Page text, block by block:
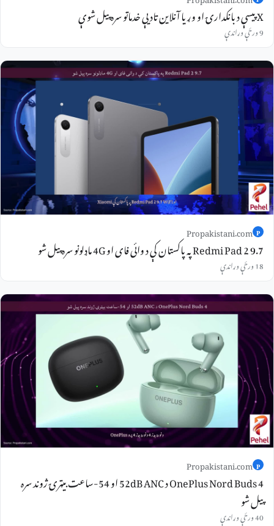
X پیسې د بانکدارۍ او وړیا آنلاین تادیې خدماتو سره پیل شوې
9 ورځې وړاندې
P
Propakistani.com
Redmi Pad 2 9.7 په پاکستان کې د وائی فای او 4G ماډلونو سره پیل شو
18 ورځې وړاندې
P
Propakistani.com
OnePlus Nord Buds 4 د 52dB ANC او 54-ساعت بیټرۍ ژوند سره
پیل شو
40 ورځې وړاندې